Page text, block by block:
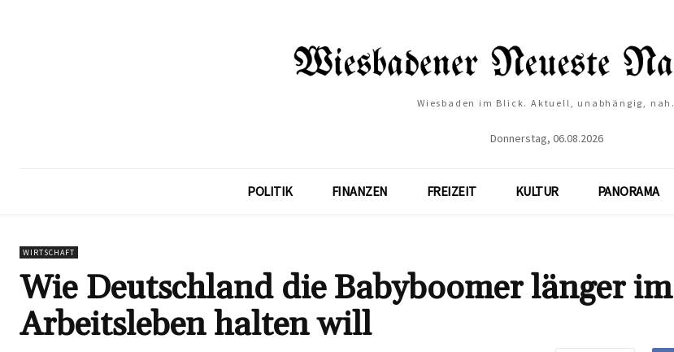
Wiesbaden im Blick. Aktuell, unabhängig, nah.
Donnerstag, 06.08.2026
POLITIK FINANZEN FREIZEIT KULTUR PANORAMA
WIRTSCHAFT
Wie Deutschland die Babyboomer länger im
Arbeitsleben halten will